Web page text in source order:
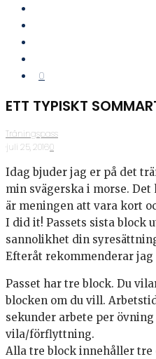
0
ETT TYPISKT
Träningspass
·juli 25, 2016·0
Idag bjuder jag er på det
min svägerska i morse.
är meningen att vara kort
I did it! Passets sista block
sannolikhet din
Efteråt rekommenderar
Passet har tre block. Du
blocken om du vill.
sekunder arbete per
vila/förflyttning.
Alla tre block innehåller tre